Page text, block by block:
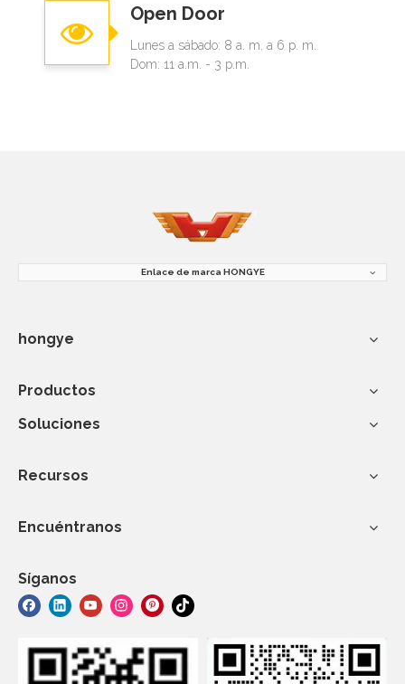
Open Door
Lunes a sábado: 8 a. m. a 6 p. m.
Dom: 11 a.m. - 3 p.m.
Enlace de marca HONGYE
hongye
Productos
Soluciones
Recursos
Encuéntranos
Síganos